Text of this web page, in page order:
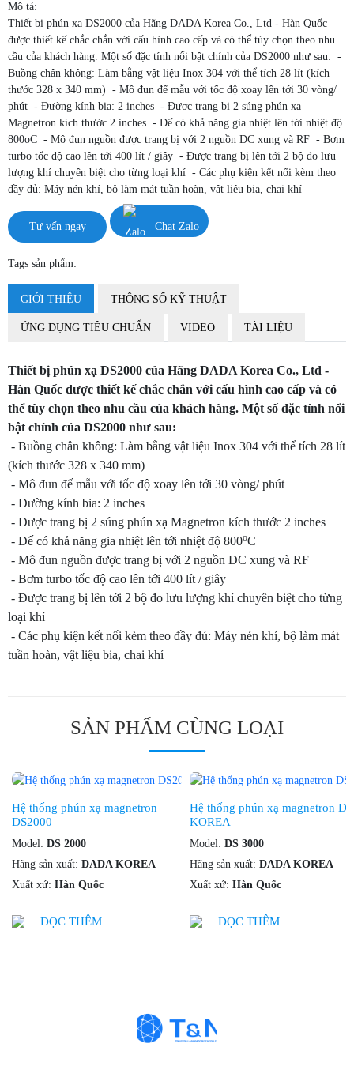
Mô tả:
Thiết bị phún xạ DS2000 của Hãng DADA Korea Co., Ltd - Hàn Quốc
được thiết kế chắc chắn với cấu hình cao cấp và có thể tùy chọn theo nhu
cầu của khách hàng. Một số đặc tính nổi bật chính của DS2000 như sau: -
Buồng chân không: Làm bằng vật liệu Inox 304 với thể tích 28 lít (kích
thước 328 x 340 mm) - Mô đun đế mẫu với tốc độ xoay lên tới 30 vòng/
phút - Đường kính bia: 2 inches - Được trang bị 2 súng phún xạ
Magnetron kích thước 2 inches - Đế có khả năng gia nhiệt lên tới nhiệt độ
800oC - Mô đun nguồn được trang bị với 2 nguồn DC xung và RF - Bơm
turbo tốc độ cao lên tới 400 lít / giây - Được trang bị lên tới 2 bộ đo lưu
lượng khí chuyên biệt cho từng loại khí - Các phụ kiện kết nối kèm theo
đầy đủ: Máy nén khí, bộ làm mát tuần hoàn, vật liệu bia, chai khí
Tư vấn ngay Chat Zalo
Tags sản phẩm:
GIỚI THIỆU THÔNG SỐ KỸ THUẬT
ỨNG DỤNG TIÊU CHUẨN VIDEO TÀI LIỆU
Thiết bị phún xạ DS2000 của Hãng DADA Korea Co., Ltd -
Hàn Quốc được thiết kế chắc chắn với cấu hình cao cấp và có
thể tùy chọn theo nhu cầu của khách hàng. Một số đặc tính nổi
bật chính của DS2000 như sau:
- Buồng chân không: Làm bằng vật liệu Inox 304 với thể tích 28 lít
(kích thước 328 x 340 mm)
- Mô đun đế mẫu với tốc độ xoay lên tới 30 vòng/ phút
- Đường kính bia: 2 inches
- Được trang bị 2 súng phún xạ Magnetron kích thước 2 inches
- Đế có khả năng gia nhiệt lên tới nhiệt độ 800oC
- Mô đun nguồn được trang bị với 2 nguồn DC xung và RF
- Bơm turbo tốc độ cao lên tới 400 lít / giây
- Được trang bị lên tới 2 bộ đo lưu lượng khí chuyên biệt cho từng
loại khí
- Các phụ kiện kết nối kèm theo đầy đủ: Máy nén khí, bộ làm mát
tuần hoàn, vật liệu bia, chai khí
SẢN PHẨM CÙNG LOẠI
Hệ thống phún xạ magnetron
DS2000
Model: DS 2000
Hãng sản xuất: DADA KOREA
Xuất xứ: Hàn Quốc
ĐỌC THÊM
Hệ thống phún xạ magnetron DS3000 /DADA
KOREA
Model: DS 3000
Hãng sản xuất: DADA KOREA
Xuất xứ: Hàn Quốc
ĐỌC THÊM